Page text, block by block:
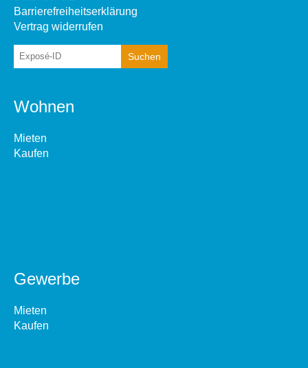
Barrierefreiheitserklärung
Vertrag widerrufen
Wohnen
Mieten
Kaufen
Gewerbe
Mieten
Kaufen